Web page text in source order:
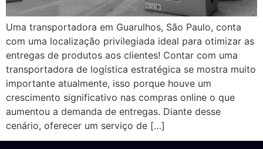
Uma transportadora em Guarulhos, São Paulo, conta
com uma localização privilegiada ideal para otimizar as
entregas de produtos aos clientes! Contar com uma
transportadora de logística estratégica se mostra muito
importante atualmente, isso porque houve um
crescimento significativo nas compras online o que
aumentou a demanda de entregas. Diante desse
cenário, oferecer um serviço de […]